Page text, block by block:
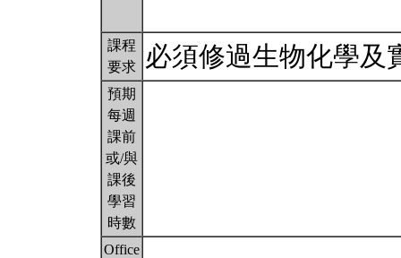
課程
要求
必須修過生物化學
預期
每週
課前
或/與
課後
學習
時數
Office